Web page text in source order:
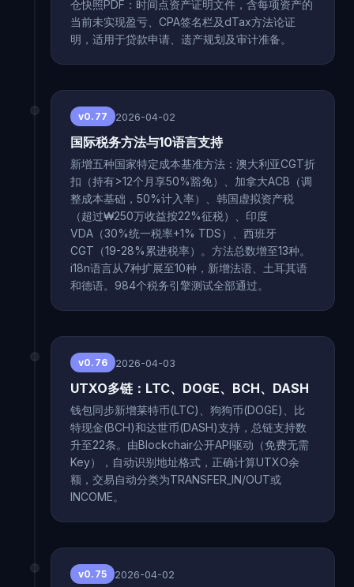
仓快照PDF：时间点资产证明文件，含每项资产的
当前未实现盈亏、CPA签名栏及dTax方法论证
明，适用于贷款申请、遗产规划及审计准备。
v0.77 2026-04-02
国际税务方法与10语言支持
新增五种国家特定成本基准方法：澳大利亚CGT折
扣（持有>12个月享50%豁免）、加拿大ACB（调
整成本基础，50%计入率）、韩国虚拟资产税
（超过₩250万收益按22%征税）、印度
VDA（30%统一税率+1% TDS）、西班牙
CGT（19-28%累进税率）。方法总数增至13种。
i18n语言从7种扩展至10种，新增法语、土耳其语
和德语。984个税务引擎测试全部通过。
v0.76 2026-04-03
UTXO多链：LTC、DOGE、BCH、DASH
钱包同步新增莱特币(LTC)、狗狗币(DOGE)、比
特现金(BCH)和达世币(DASH)支持，总链支持数
升至22条。由Blockchair公开API驱动（免费无需
Key），自动识别地址格式，正确计算UTXO余
额，交易自动分类为TRANSFER_IN/OUT或
INCOME。
v0.75 2026-04-02